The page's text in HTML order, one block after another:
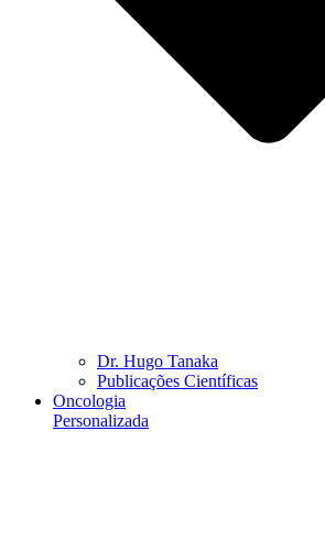
Dr. Hugo Tanaka
Publicações Científicas
Oncologia
Personalizada